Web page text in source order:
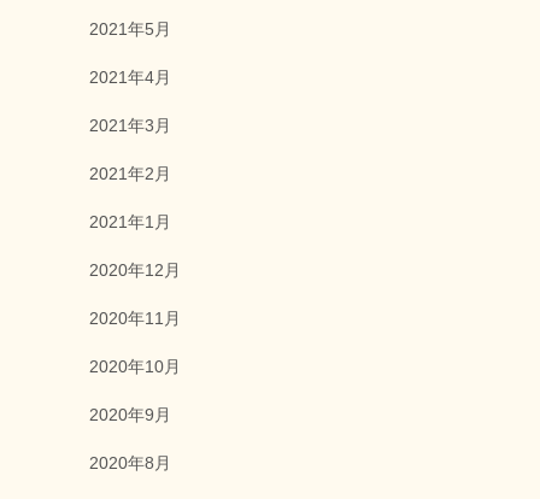
2021年5月
2021年4月
2021年3月
2021年2月
2021年1月
2020年12月
2020年11月
2020年10月
2020年9月
2020年8月